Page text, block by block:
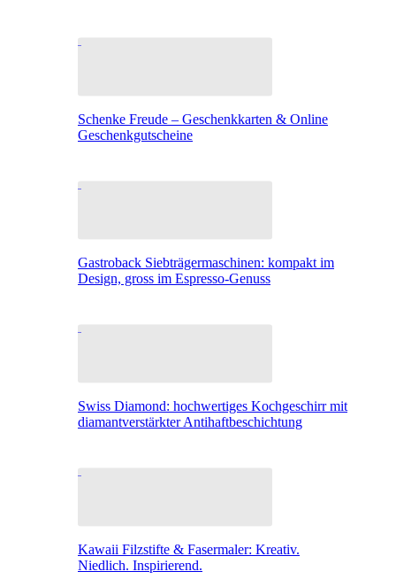
Schenke Freude – Geschenkkarten & Online
Geschenkgutscheine
Gastroback Siebträgermaschinen: kompakt im
Design, gross im Espresso-Genuss
Swiss Diamond: hochwertiges Kochgeschirr mit
diamantverstärkter Antihaftbeschichtung
Kawaii Filzstifte & Fasermaler: Kreativ.
Niedlich. Inspirierend.